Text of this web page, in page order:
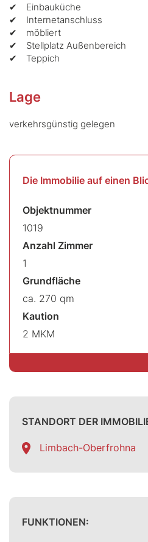
Einbauküche
Internetanschluss
möbliert
Stellplatz Außenbereich
Teppich
Lage
verkehrsgünstig gelegen
Die Immobilie auf einen
Objektnummer
1019
Anzahl Zimmer
1
Grundfläche
ca. 270 qm
Kaution
2 MKM
STANDORT DER
Limbach-Oberfrohna
FUNKTIONEN: